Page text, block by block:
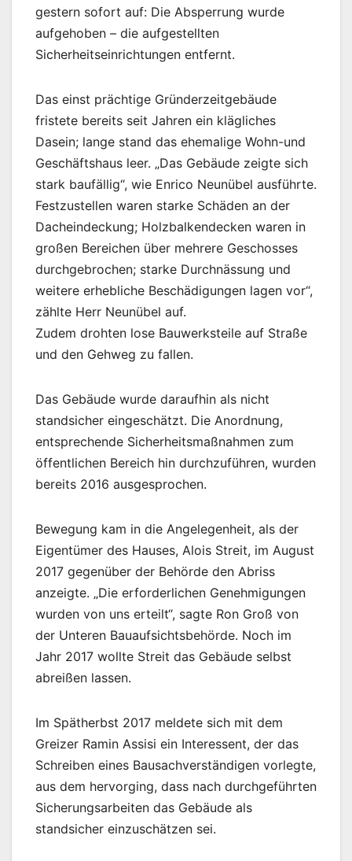
gestern sofort auf: Die Absperrung wurde
aufgehoben – die aufgestellten
Sicherheitseinrichtungen entfernt.
Das einst prächtige Gründerzeitgebäude
fristete bereits seit Jahren ein klägliches
Dasein; lange stand das ehemalige Wohn-und
Geschäftshaus leer. „Das Gebäude zeigte sich
stark baufällig“, wie Enrico Neunübel ausführte.
Festzustellen waren starke Schäden an der
Dacheindeckung; Holzbalkendecken waren in
großen Bereichen über mehrere Geschosses
durchgebrochen; starke Durchnässung und
weitere erhebliche Beschädigungen lagen vor“,
zählte Herr Neunübel auf.
Zudem drohten lose Bauwerksteile auf Straße
und den Gehweg zu fallen.
Das Gebäude wurde daraufhin als nicht
standsicher eingeschätzt. Die Anordnung,
entsprechende Sicherheitsmaßnahmen zum
öffentlichen Bereich hin durchzuführen, wurden
bereits 2016 ausgesprochen.
Bewegung kam in die Angelegenheit, als der
Eigentümer des Hauses, Alois Streit, im August
2017 gegenüber der Behörde den Abriss
anzeigte. „Die erforderlichen Genehmigungen
wurden von uns erteilt“, sagte Ron Groß von
der Unteren Bauaufsichtsbehörde. Noch im
Jahr 2017 wollte Streit das Gebäude selbst
abreißen lassen.
Im Spätherbst 2017 meldete sich mit dem
Greizer Ramin Assisi ein Interessent, der das
Schreiben eines Bausachverständigen vorlegte,
aus dem hervorging, dass nach durchgeführten
Sicherungsarbeiten das Gebäude als
standsicher einzuschätzen sei.